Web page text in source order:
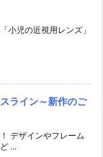
小児の近視用レンズ」
ライン～新作のご
デザインやフレーム
...